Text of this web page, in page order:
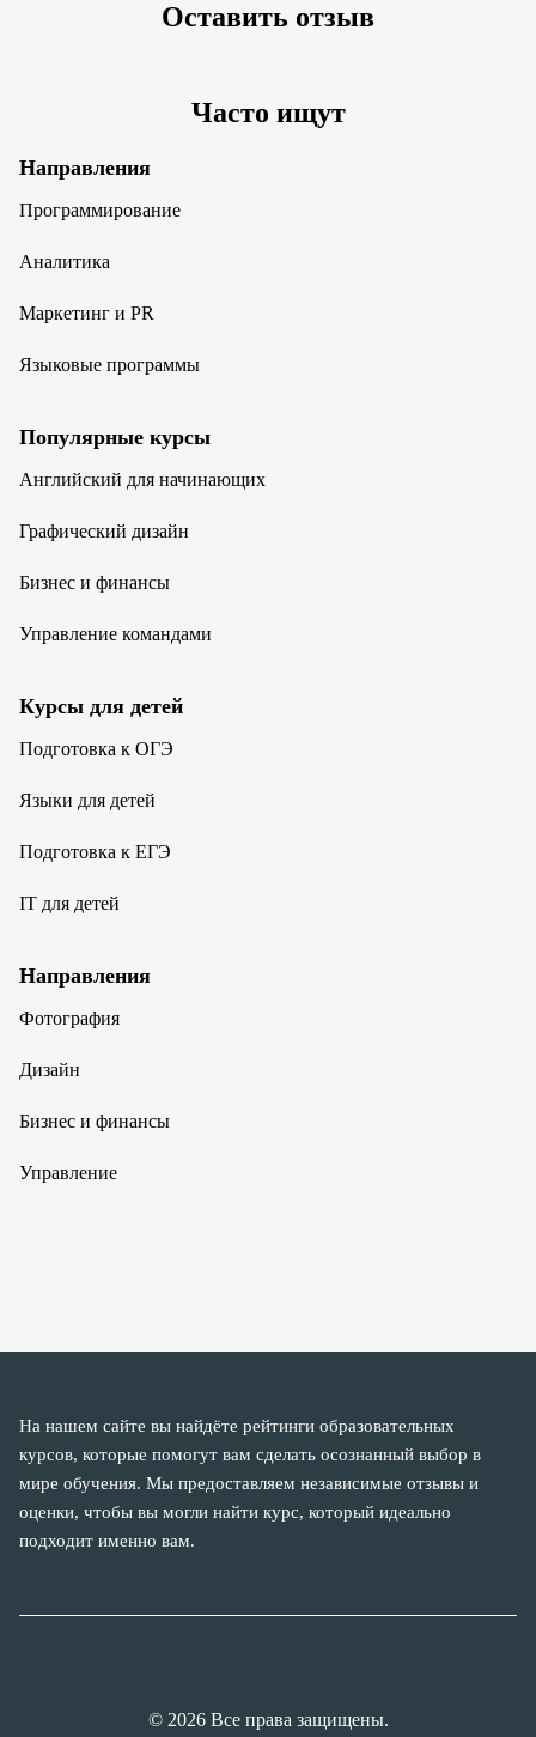
Оставить отзыв
Часто ищут
Направления
Программирование
Аналитика
Маркетинг и PR
Языковые программы
Популярные курсы
Английский для начинающих
Графический дизайн
Бизнес и финансы
Управление командами
Курсы для детей
Подготовка к ОГЭ
Языки для детей
Подготовка к ЕГЭ
IT для детей
Направления
Фотография
Дизайн
Бизнес и финансы
Управление
На нашем сайте вы найдёте рейтинги образовательных
курсов, которые помогут вам сделать осознанный выбор в
мире обучения. Мы предоставляем независимые отзывы и
оценки, чтобы вы могли найти курс, который идеально
подходит именно вам.
© 2026 Все права защищены.